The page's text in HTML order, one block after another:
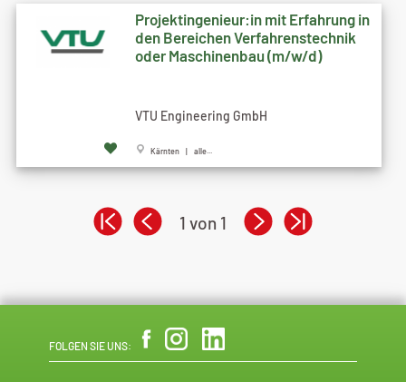
Projektingenieur:in mit Erfahrung in
den Bereichen Verfahrenstechnik
oder Maschinenbau (m/w/d)
VTU Engineering GmbH
Kärnten | alle...
1 von 1
FOLGEN SIE UNS: